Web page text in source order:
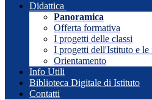
Didattica
Panoramica
Offerta formativa
I progetti delle classi
I progetti dell'Istituto e
Orientamento
Info Utili
Biblioteca Digitale di Istituto
Contatti